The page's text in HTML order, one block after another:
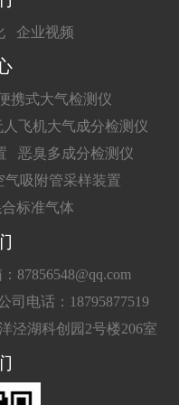
企业视频
携式大气检测仪
人飞机大气成分检测仪
恶臭多成分检测仪
气吸附管采样装置
标准气体
87856548@qq.com
司电话：18795877519
泾湖科创园2号楼206室